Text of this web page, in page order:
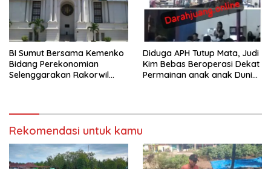
BI Sumut Bersama Kemenko
Bidang Perekonomian
Selenggarakan Rakorwil
Diduga APH Tutup Mata, Judi
Kim Bebas Beroperasi Dekat
Permainan anak anak Dunia
Rekomendasi untuk kamu